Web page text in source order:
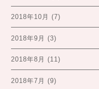
2018年10月 (7)
2018年9月 (3)
2018年8月 (11)
2018年7月 (9)